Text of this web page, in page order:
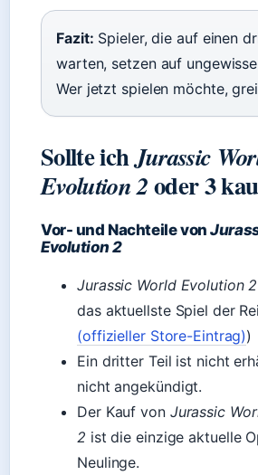
Fazit: Spieler, die auf einen
warten, setzen auf
Wer jetzt spielen möchte,
Sollte ichJurassic
Evolution 2oder 3
Vor- und Nachteile von
Evolution 2
Jurassic World Evolution 2
das aktuellste Spiel der
(offizieller Store-Eintrag))
Ein dritter Teil ist nicht
nicht angekündigt.
Der Kauf von Jurassic
2 ist die einzige aktuelle
Neulinge.